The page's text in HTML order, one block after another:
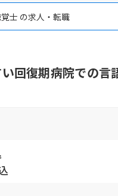
士 の求人・転職
回復期病院での言